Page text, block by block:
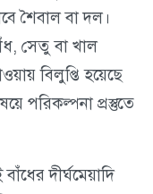
শৈবাল বা দল।
সেতু বা খাল
বিলুপ্তি হয়েছে
পরিকল্পনা প্রস্তুতে
দীর্ঘমেয়াদি